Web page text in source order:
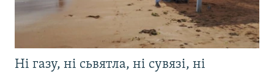
Ні газу, ні сьвятла, ні сувязі, ні